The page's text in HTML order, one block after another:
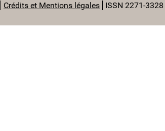
Crédits et Mentions légales ISSN 2271-3328